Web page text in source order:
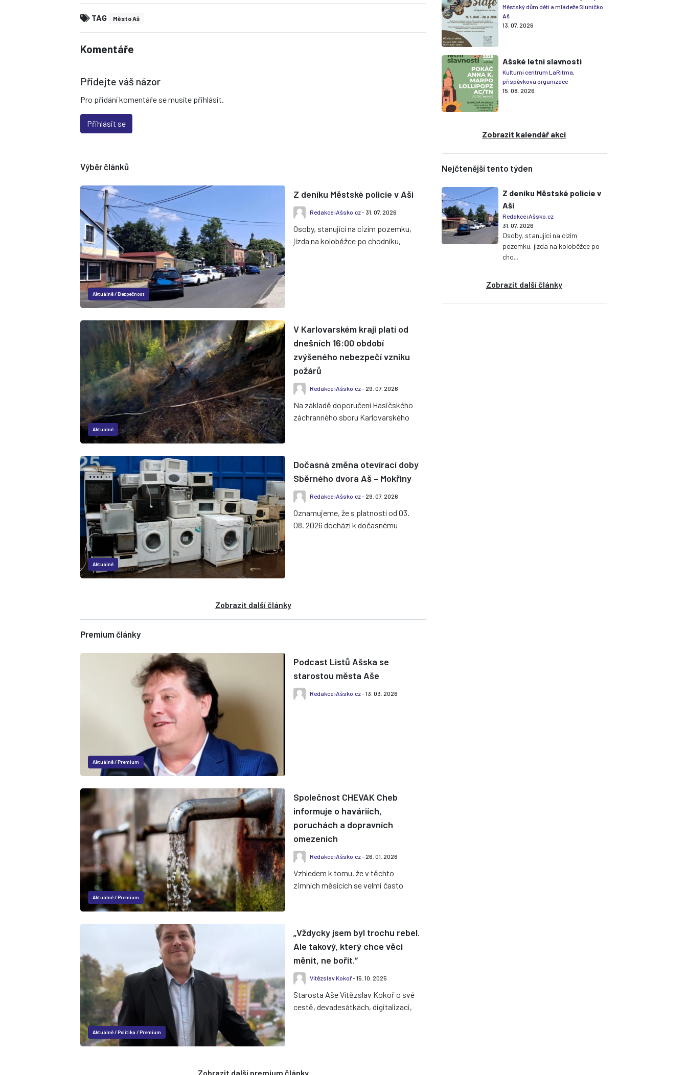
TAG Město Aš
Komentáře
Přidejte váš názor
Pro přidání komentáře se musíte přihlásit.
Přihlásit se
Výběr článků
Aktuálně/Bezpečnost
Z deníku Městské policie v Aši
Redakce iAšsko.cz- 31. 07. 2026
Osoby, stanující na cizím pozemku,
jízda na koloběžce po chodníku,
Aktuálně
V Karlovarském kraji platí od
dnešních 16:00 období
zvýšeného nebezpečí vzniku
požárů
Redakce iAšsko.cz- 29. 07. 2026
Na základě doporučení Hasičského
záchranného sboru Karlovarského
Aktuálně
Dočasná změna otevírací doby
Sběrného dvora Aš – Mokřiny
Redakce iAšsko.cz- 29. 07. 2026
Oznamujeme, že s platností od 03.
08. 2026 dochází k dočasnému
Zobrazit další články
Premium články
Aktuálně/Premium
Podcast Listů Ašska se
starostou města Aše
Redakce iAšsko.cz- 13. 03. 2026
Aktuálně/Premium
Společnost CHEVAK Cheb
informuje o haváriích,
poruchách a dopravních
omezeních
Redakce iAšsko.cz- 26. 01. 2026
Vzhledem k tomu, že v těchto
zimních měsících se velmi často
Aktuálně/Politika /Premium
„Vždycky jsem byl trochu rebel.
Ale takový, který chce věci
měnit, ne bořit.“
Vítězslav Kokoř- 15. 10. 2025
Starosta Aše Vítězslav Kokoř o své
cestě, devadesátkách, digitalizaci,
Zobrazit další premium články
Městský dům dětí a mládeže Sluníčko
Aš
13. 07. 2026
Ašské letní slavnosti
Kulturní centrum LaRitma,
příspěvková organizace
15. 08. 2026
Zobrazit kalendář akcí
Nejčtenější tento týden
Z deníku Městské policie v
Aši
Redakce iAšsko.cz
31. 07. 2026
Osoby, stanující na cizím
pozemku, jízda na koloběžce po
cho...
Zobrazit další články